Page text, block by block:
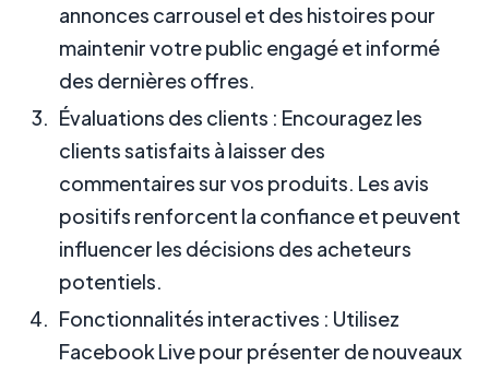
annonces carrousel et des histoires pour
maintenir votre public engagé et informé
des dernières offres.
Évaluations des clients : Encouragez les
clients satisfaits à laisser des
commentaires sur vos produits. Les avis
positifs renforcent la confiance et peuvent
influencer les décisions des acheteurs
potentiels.
Fonctionnalités interactives : Utilisez
Facebook Live pour présenter de nouveaux